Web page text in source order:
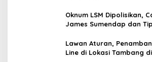
Oknum LSM Dipolisikan,
James Sumendap dan
Lawan Aturan,
Line di Lokasi Tambang